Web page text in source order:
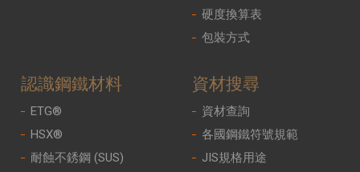
硬度換算表
包裝方式
認識鋼鐵材料
ETG®
HSX®
耐蝕不銹鋼 (SUS)
資材搜尋
資材查詢
各國鋼鐵符號規範
JIS規格用途